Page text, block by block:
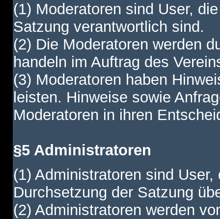
(1) Moderatoren sind User,
Satzung verantwortlich sind.
(2) Die Moderatoren werden
handeln im Auftrag des
(3) Moderatoren haben
leisten. Hinweise sowie
Moderatoren in ihren
§5 Administratoren
(1) Administratoren sind
Durchsetzung der Satzung
(2) Administratoren werden